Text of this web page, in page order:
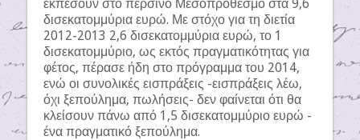
εκπέσουν στο περσινό Μεσοπρόθεσμο στα 9,6
δισεκατομμύρια ευρώ. Με στόχο για τη διετία
2012-2013 2,6 δισεκατομμύρια ευρώ, το 1
δισεκατομμύριο, ως εκτός πραγματικότητας για
φέτος, πέρασε ήδη στο πρόγραμμα του 2014,
ενώ οι συνολικές εισπράξεις -εισπράξεις λέω,
όχι ξεπούλημα, πωλήσεις- δεν φαίνεται ότι θα
κλείσουν πάνω από 1,5 δισεκατομμύριο ευρώ -
ένα πραγματικό ξεπούλημα.